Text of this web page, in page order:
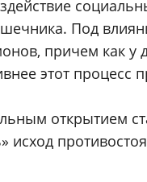
Под
причем как у
этот процесс
открытием
исход